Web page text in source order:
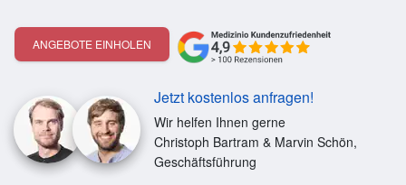
ANGEBOTE EINHOLEN
Jetzt kostenlos anfragen!
Wir helfen Ihnen gerne
Christoph Bartram & Marvin Schön,
Geschäftsführung